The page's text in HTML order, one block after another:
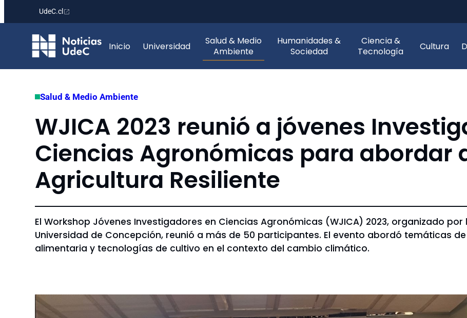
contenido
UdeC.cl
Inicio Universidad
Salud & Medio
Ambiente
Humanidades &
Sociedad
Ciencia &
Tecnología
Cultura
Salud & Medio Ambiente
WJICA 2023 reunió a jóvenes
Ciencias Agronómicas para abordar
Agricultura Resiliente
El Workshop Jóvenes Investigadores en Ciencias Agronómicas (WJICA) 2023, organizado
Universidad de Concepción, reunió a más de 50 participantes. El evento abordó temáticas
alimentaria y tecnologías de cultivo en el contexto del cambio climático.